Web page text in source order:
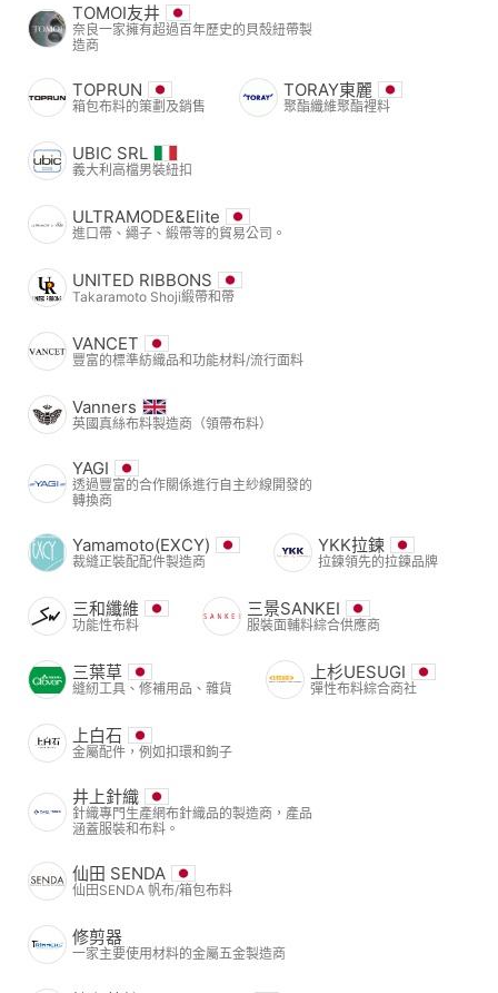
TOMOI友井
奈良一家擁有超過百年歷史的貝殼紐帶製
造商
TOPRUN
箱包布料的策劃及銷售
TORAY東麗
聚酯纖維聚酯裡料
UBIC SRL
義大利高檔男裝紐扣
ULTRAMODE&Elite
進口帶、繩子、緞帶等的貿易公司。
UNITED RIBBONS
Takaramoto Shoji緞帶和帶
VANCET
豐富的標準紡織品和功能材料/流行面料
Vanners
英國真絲布料製造商（領帶布料）
YAGI
透過豐富的合作關係進行自主紗線開發的
轉換商
Yamamoto(EXCY)
裁縫正裝配配件製造商
YKK拉鍊
拉鍊領先的拉鍊品牌
三和纖維
功能性布料
三景SANKEI
服裝面輔料綜合供應商
三葉草
縫紉工具、修補用品、雜貨
上杉UESUGI
彈性布料綜合商社
上白石
金屬配件，例如扣環和鉤子
井上針織
針織專門生產網布針織品的製造商，產品
涵蓋服裝和布料。
仙田 SENDA
仙田SENDA 帆布/箱包布料
修剪器
一家主要使用材料的金屬五金製造商